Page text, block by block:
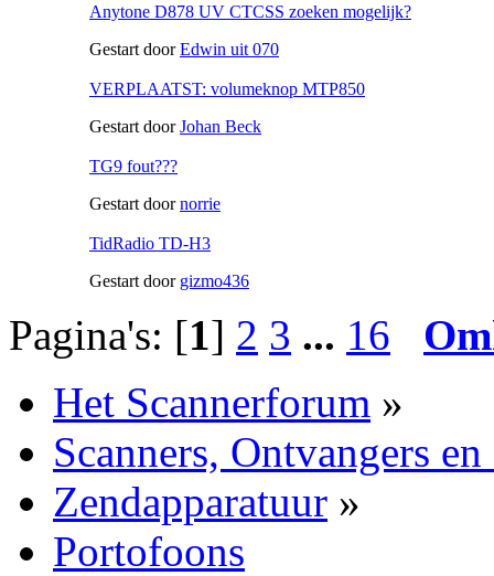
Anytone D878 UV CTCSS zoeken mogelijk?
Gestart doorEdwin uit 070
VERPLAATST: volumeknop MTP850
Gestart doorJohan Beck
TG9 fout???
Gestart doornorrie
TidRadio TD-H3
Gestart door gizmo436
Pagina's: [1] 2 3 ... 16
Het Scannerforum »
Scanners, Ontvangers
Zendapparatuur »
Portofoons